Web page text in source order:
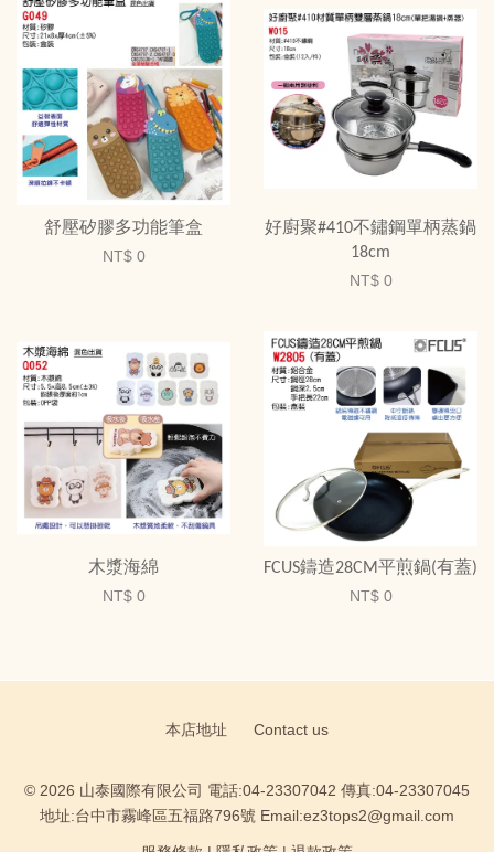
舒壓矽膠多功能筆盒
NT$ 0
好廚聚#410不鏽鋼單柄蒸鍋
18cm
NT$ 0
木漿海綿
NT$ 0
FCUS鑄造28CM平煎鍋(有蓋)
NT$ 0
本店地址 Contact us
© 2026 山泰國際有限公司 電話:04-23307042 傳真:04-23307045
地址:台中市霧峰區五福路796號 Email:ez3tops2@gmail.com